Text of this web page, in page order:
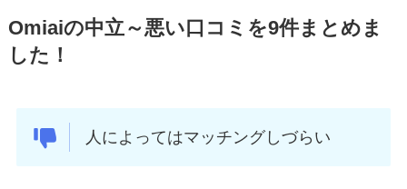
Omiaiの中立～悪い口コミを9件まとめま
した！
人によってはマッチングしづらい